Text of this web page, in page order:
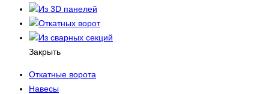
Из 3D панелей
Откатных ворот
Из сварных секций
Закрыть
Откатные ворота
Навесы